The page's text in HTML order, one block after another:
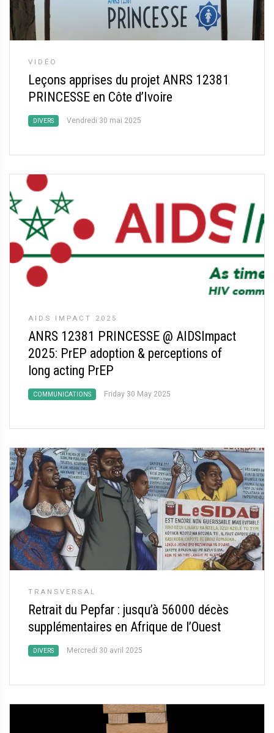
VIDÉO
Leçons apprises du projet ANRS 12381
PRINCESSE en Côte d’Ivoire
DIVERS Vendredi 30 mai 2025
AIDS IMPACT 2025
ANRS 12381 PRINCESSE @ AIDSImpact
2025: PrEP adoption & perceptions of
long acting PrEP
COMMUNICATIONS Friday 30 May 2025
TRANSVERSAL
Retrait du Pepfar : jusqu’à 56000 décès
supplémentaires en Afrique de l’Ouest
DIVERS Mercredi 30 avril 2025